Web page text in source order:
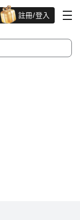
註冊/登入
迎新驚喜賞 股票/BTC等任你揀!